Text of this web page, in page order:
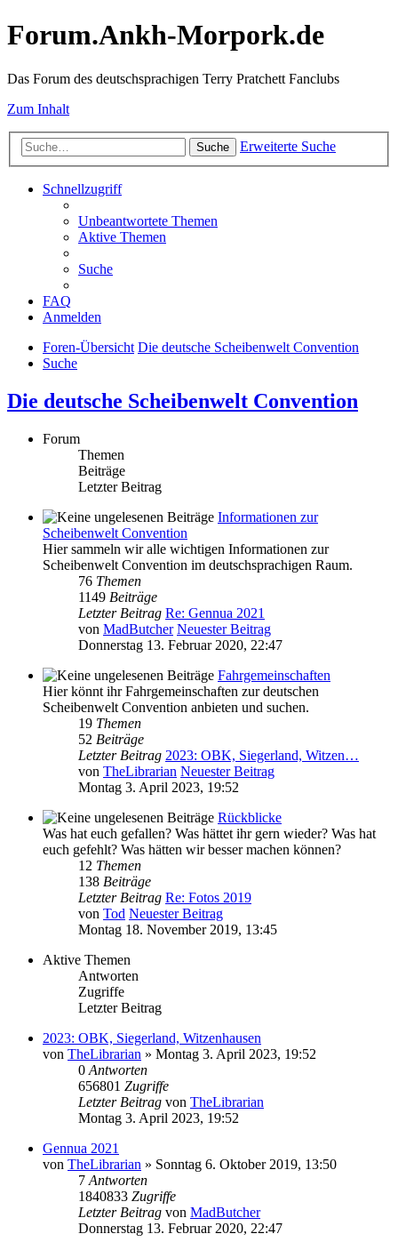
Forum.Ankh-Morpork.de
Das Forum des deutschsprachigen Terry Pratchett Fanclubs
Zum Inhalt
Suche Erweiterte Suche
Schnellzugriff
Unbeantwortete Themen
Aktive Themen
Suche
FAQ
Anmelden
Foren-Übersicht Die deutsche Scheibenwelt Convention
Suche
Die deutsche Scheibenwelt Convention
Forum
Themen
Beiträge
Letzter Beitrag
Informationen zur
Scheibenwelt Convention
Hier sammeln wir alle wichtigen Informationen zur
Scheibenwelt Convention im deutschsprachigen Raum.
76 Themen
1149 Beiträge
Letzter Beitrag Re: Gennua 2021
von MadButcher Neuester Beitrag
Donnerstag 13. Februar 2020, 22:47
Fahrgemeinschaften
Hier könnt ihr Fahrgemeinschaften zur deutschen
Scheibenwelt Convention anbieten und suchen.
19 Themen
52 Beiträge
Letzter Beitrag 2023: OBK, Siegerland, Witzen…
von TheLibrarian Neuester Beitrag
Montag 3. April 2023, 19:52
Rückblicke
Was hat euch gefallen? Was hättet ihr gern wieder? Was hat
euch gefehlt? Was hätten wir besser machen können?
12 Themen
138 Beiträge
Letzter Beitrag Re: Fotos 2019
von Tod Neuester Beitrag
Montag 18. November 2019, 13:45
Aktive Themen
Antworten
Zugriffe
Letzter Beitrag
2023: OBK, Siegerland, Witzenhausen
von TheLibrarian » Montag 3. April 2023, 19:52
0 Antworten
656801 Zugriffe
Letzter Beitrag von TheLibrarian
Montag 3. April 2023, 19:52
Gennua 2021
von TheLibrarian » Sonntag 6. Oktober 2019, 13:50
7 Antworten
1840833 Zugriffe
Letzter Beitrag von MadButcher
Donnerstag 13. Februar 2020, 22:47